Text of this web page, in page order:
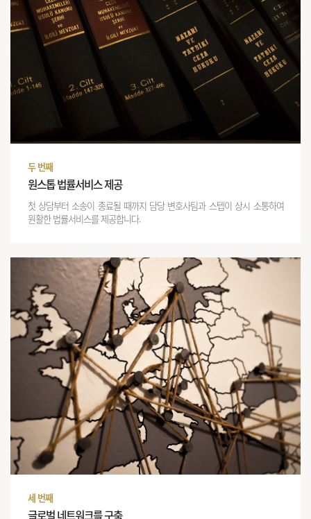
두 번째
원스톱 법률서비스 제공
첫 상담부터 소송이 종료될 때까지 담당 변호사팀과 스텝이 상시 소통하여
원활한 법률서비스를 제공합니다.
세 번째
글로벌 네트워크를 구축